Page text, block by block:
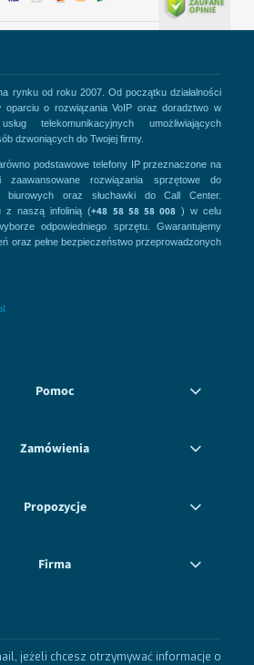
rynku od roku 2007. Od początku działalności
oparciu o rozwiązania VoIP oraz doradztwo w
telekomunikacyjnych umożliwiających
dzwoniących do Twojej firmy.
podstawowe telefony IP przeznaczone na
rozwiązania sprzętowe do
biurowych oraz słuchawki do Call Center.
z naszą infolinią (+48 58 58 58 008) w celu
odpowiedniego sprzętu. Gwarantujemy
oraz pełne bezpieczeństwo przeprowadzonych
Pomoc
Zamówienia
Propozycje
Firma
jeżeli chcesz otrzymywać informacje o